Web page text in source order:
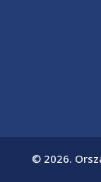
© 2026.